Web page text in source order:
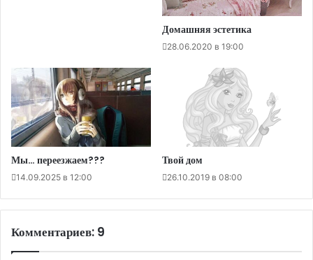
Домашняя эстетика
28.06.2020 в 19:00
Мы… переезжаем???
14.09.2025 в 12:00
Твой дом
26.10.2019 в 08:00
Комментариев: 9